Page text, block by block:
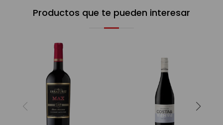
Productos que te pueden interesar